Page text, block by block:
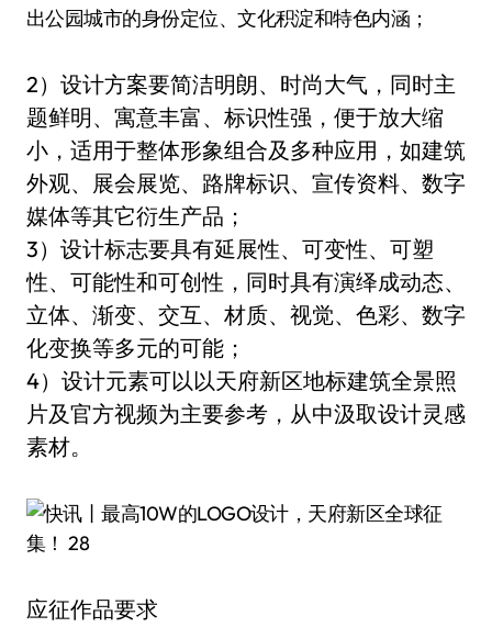
出公园城市的身份定位、文化积淀和特色内涵；
2）设计方案要简洁明朗、时尚大气，同时主
题鲜明、寓意丰富、标识性强，便于放大缩
小，适用于整体形象组合及多种应用，如建筑
外观、展会展览、路牌标识、宣传资料、数字
媒体等其它衍生产品；
3）设计标志要具有延展性、可变性、可塑
性、可能性和可创性，同时具有演绎成动态、
立体、渐变、交互、材质、视觉、色彩、数字
化变换等多元的可能；
4）设计元素可以以天府新区地标建筑全景照
片及官方视频为主要参考，从中汲取设计灵感
素材。
应征作品要求